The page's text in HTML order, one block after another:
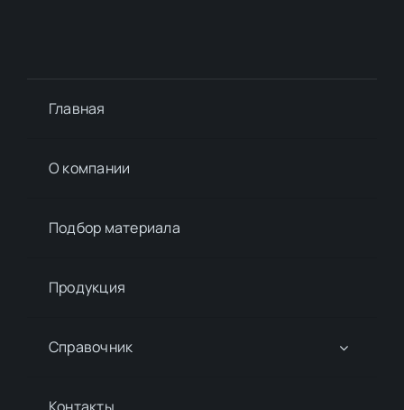
Главная
О компании
Подбор материалa
Продукция
Справочник